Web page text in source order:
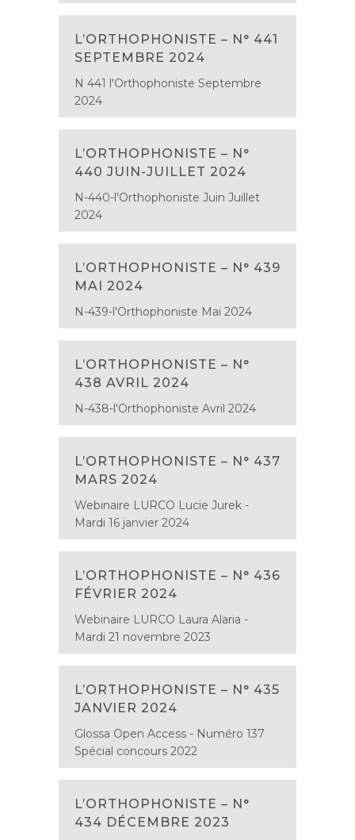
L’ORTHOPHONISTE – N° 441
SEPTEMBRE 2024
N 441 l'Orthophoniste Septembre
2024
L’ORTHOPHONISTE – N°
440 JUIN-JUILLET 2024
N-440-l'Orthophoniste Juin Juillet
2024
L’ORTHOPHONISTE – N° 439
MAI 2024
N-439-l'Orthophoniste Mai 2024
L’ORTHOPHONISTE – N°
438 AVRIL 2024
N-438-l'Orthophoniste Avril 2024
L’ORTHOPHONISTE – N° 437
MARS 2024
Webinaire LURCO Lucie Jurek -
Mardi 16 janvier 2024
L’ORTHOPHONISTE – N° 436
FÉVRIER 2024
Webinaire LURCO Laura Alaria -
Mardi 21 novembre 2023
L’ORTHOPHONISTE – N° 435
JANVIER 2024
Glossa Open Access - Numéro 137
Spécial concours 2022
L’ORTHOPHONISTE – N°
434 DÉCEMBRE 2023